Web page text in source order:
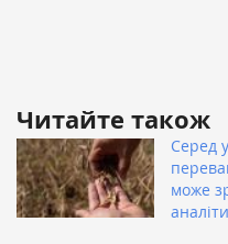
Читайте також
Серед
може